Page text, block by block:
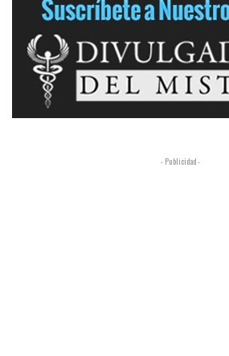
- Publicidad -